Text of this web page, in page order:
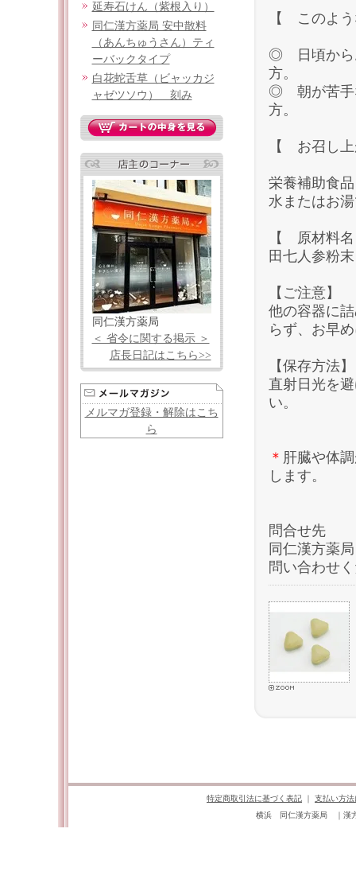
延寿石けん（紫根入り）
同仁漢方薬局 安中散料
（あんちゅうさん）ティ
ーバックタイプ
白花蛇舌草（ビャッカジ
ャゼツソウ） 刻み
同仁漢方薬局
＜ 省令に関する掲示 ＞
店長日記はこちら>>
メルマガ登録・解除はこち
ら
【 このよ
◎ 日頃から
方。
◎ 朝が苦手
方。
【 お召し
栄養補助食
水またはお
【 原材料
田七人参粉
【ご注意】
他の容器に
らず、お早
【保存方法】
直射日光を
い。
＊ 肝臓や体
します。
問合せ先
同仁漢方薬
問い合わせ
特定商取引法に基づく表記 ｜ 支払い方
横浜 同仁漢方薬局 ｜漢